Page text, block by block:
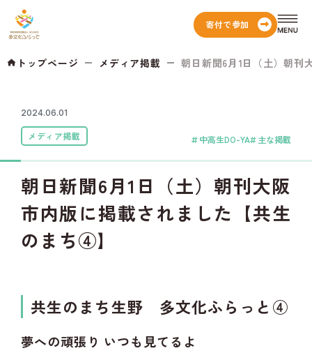
寄付で参加
トップページ メディア掲載 朝日新聞6月1日（土）朝刊
2024.06.01
メディア掲載 中高生DO-YA 主な掲載
朝日新聞6月1日（土）朝刊大阪
市内版に掲載されました【共生
のまち④】
共生のまち生野 多文化ふらっと④
夢への頑張り いつも見てるよ